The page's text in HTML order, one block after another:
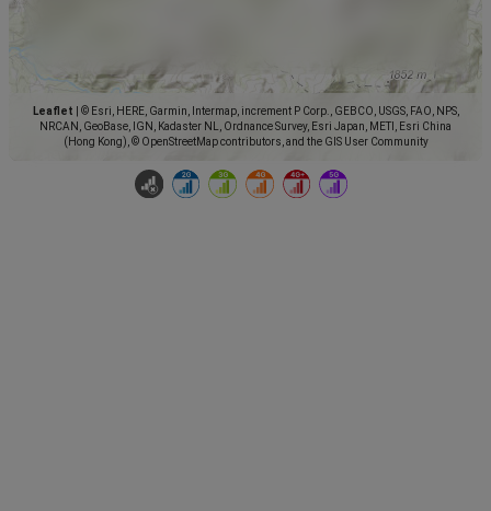
Leaflet
© Esri, HERE, Garmin, Intermap, increment P Corp., GEBCO, USGS, FAO, NPS,
NRCAN, GeoBase, IGN, Kadaster NL, Ordnance Survey, Esri Japan, METI, Esri China
(Hong Kong), © OpenStreetMap contributors, and the GIS User Community